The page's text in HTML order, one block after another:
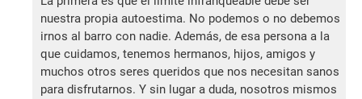
nuestra propia autoestima. No podemos o no debemos
irnos al barro con nadie. Además, de esa persona a la
que cuidamos, tenemos hermanos, hijos, amigos y
muchos otros seres queridos que nos necesitan sanos
para disfrutarnos. Y sin lugar a duda, nosotros mismos